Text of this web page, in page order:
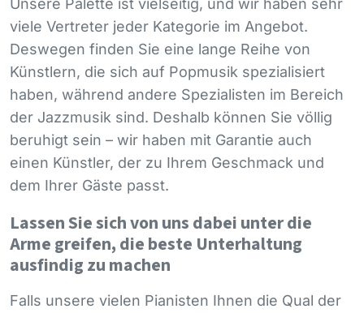
Unsere Palette ist vielseitig, und wir haben sehr
viele Vertreter jeder Kategorie im Angebot.
Deswegen finden Sie eine lange Reihe von
Künstlern, die sich auf Popmusik spezialisiert
haben, während andere Spezialisten im Bereich
der Jazzmusik sind. Deshalb können Sie völlig
beruhigt sein – wir haben mit Garantie auch
einen Künstler, der zu Ihrem Geschmack und
dem Ihrer Gäste passt.
Lassen Sie sich von uns dabei unter die
Arme greifen, die beste Unterhaltung
ausfindig zu machen
Falls unsere vielen Pianisten Ihnen die Qual der